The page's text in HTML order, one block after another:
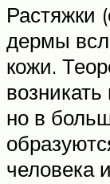
Растяжки
дермы
кожи.
но в
человека